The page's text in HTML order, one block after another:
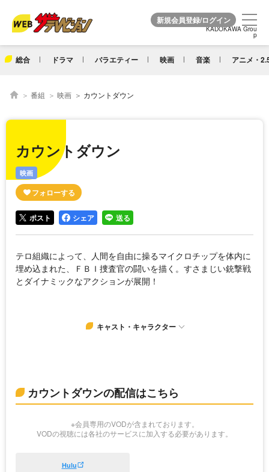
KADOKAWA Grou
p
総合 ドラマ バラエティー 映画 音楽 アニメ・
KADOKAWA Grou
p
番組 映画 カウントダウン
カウントダウン
映画
ポスト シェア 送る
テロ組織によって、人間を自由に操るマイクロチップを体内に
埋め込まれた、ＦＢＩ捜査官の闘いを描く。すさまじい銃撃戦
とダイナミックなアクションが展開！
キャスト・キャラクター
カウントダウンの配信はこちら
※会員専用のVODが含まれております。
VODの視聴には各社のサービスに加入する必要があります。
Hulu